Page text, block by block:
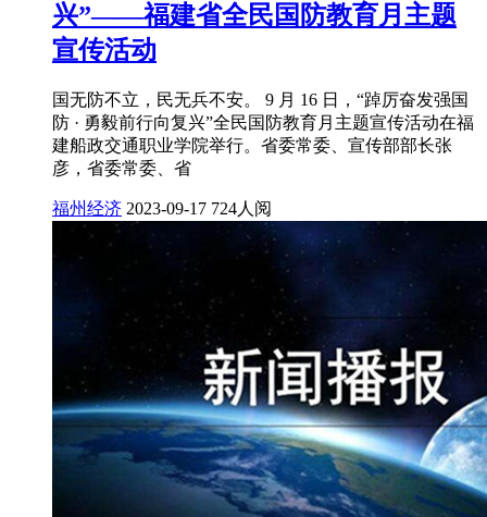
兴”——福建省全民国防教育月主题
宣传活动
国无防不立，民无兵不安。 9 月 16 日，“踔厉奋发强国
防 · 勇毅前行向复兴”全民国防教育月主题宣传活动在福
建船政交通职业学院举行。省委常委、宣传部部长张
彦，省委常委、省
福州经济 2023-09-17 724人阅